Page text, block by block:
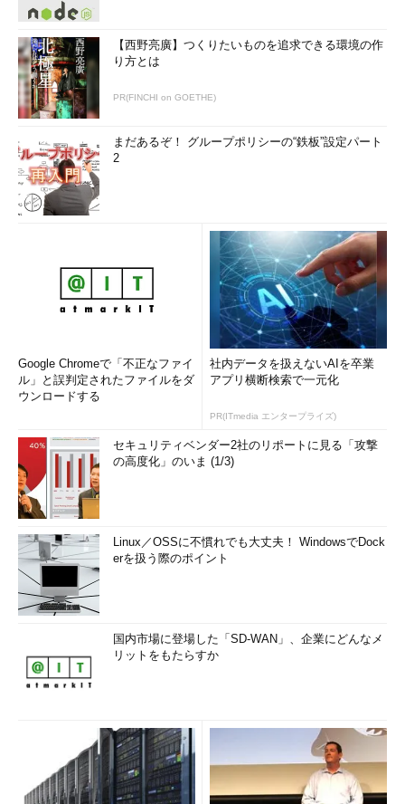
【西野亮廣】つくりたいものを追求できる環境の作
り方とは
PR(FINCHI on GOETHE)
まだあるぞ！ グループポリシーの“鉄板”設定パート
2
Google Chromeで「不正なファイ
ル」と誤判定されたファイルをダ
ウンロードする
社内データを扱えないAIを卒業
アプリ横断検索で一元化
PR(ITmedia エンタープライズ)
セキュリティベンダー2社のリポートに見る「攻撃
の高度化」のいま (1/3)
Linux／OSSに不慣れでも大丈夫！ WindowsでDock
erを扱う際のポイント
国内市場に登場した「SD-WAN」、企業にどんなメ
リットをもたらすか